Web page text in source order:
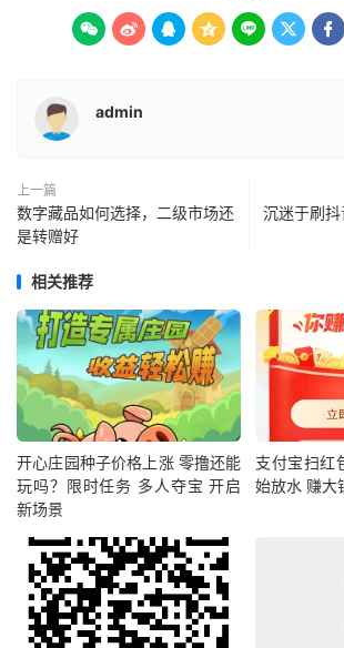
      
admin
上一篇
数字藏品如何选择，二级市场还
是转赠好
沉迷于刷
相关推荐
开心庄园种子价格上涨 零撸还能
玩吗？限时任务 多人夺宝 开启
新场景
支付宝扫红
始放水 赚大